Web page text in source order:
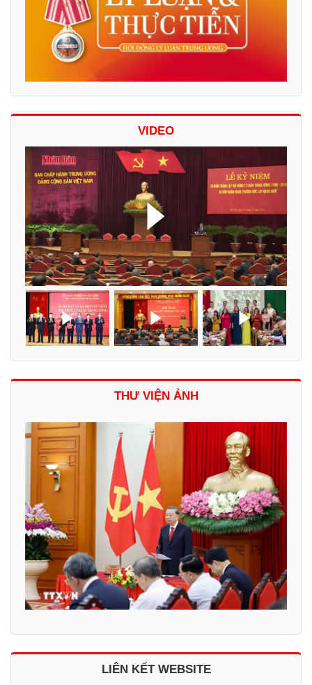
VIDEO
THƯ VIỆN ẢNH
LIÊN KẾT WEBSITE